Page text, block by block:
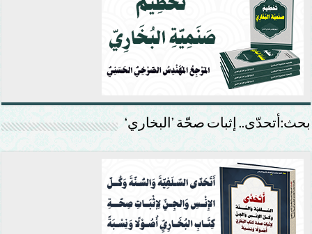
بحث:أتحدّى.. إثبات صحّة ’البخاري‘